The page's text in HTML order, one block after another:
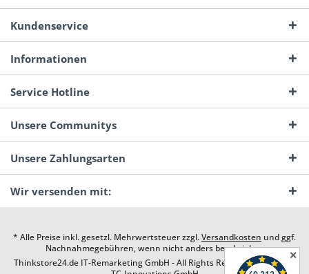
Kundenservice
Informationen
Service Hotline
Unsere Communitys
Unsere Zahlungsarten
Wir versenden mit:
* Alle Preise inkl. gesetzl. Mehrwertsteuer zzgl.Versandkosten und ggf.
Nachnahmegebühren, wenn nicht anders beschrieben
Thinkstore24.de IT-Remarketing GmbH - All Rights Reserved. Design by
✕